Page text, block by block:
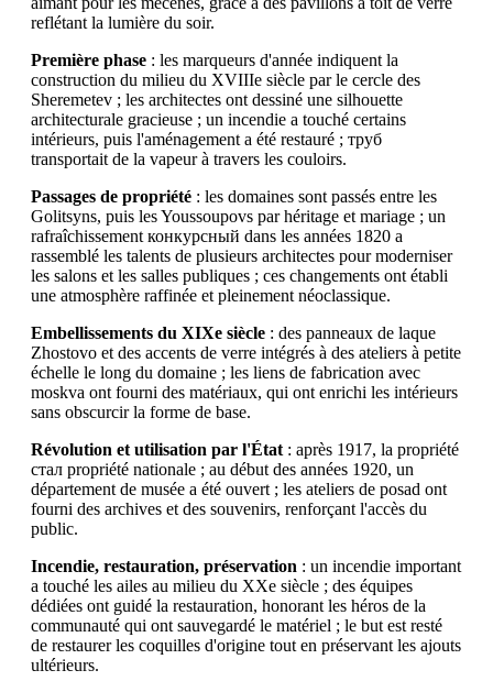
reflétant la lumière du soir.
Première phase : les marqueurs d'année indiquent la
construction du milieu du XVIIIe siècle par le cercle des
Sheremetev ; les architectes ont dessiné une silhouette
architecturale gracieuse ; un incendie a touché certains
intérieurs, puis l'aménagement a été restauré ; труб
transportait de la vapeur à travers les couloirs.
Passages de propriété : les domaines sont passés entre les
Golitsyns, puis les Youssoupovs par héritage et mariage ; un
rafraîchissement конкурсный dans les années 1820 a
rassemblé les talents de plusieurs architectes pour moderniser
les salons et les salles publiques ; ces changements ont établi
une atmosphère raffinée et pleinement néoclassique.
Embellissements du XIXe siècle : des panneaux de laque
Zhostovo et des accents de verre intégrés à des ateliers à petite
échelle le long du domaine ; les liens de fabrication avec
moskva ont fourni des matériaux, qui ont enrichi les intérieurs
sans obscurcir la forme de base.
Révolution et utilisation par l'État : après 1917, la propriété
стал propriété nationale ; au début des années 1920, un
département de musée a été ouvert ; les ateliers de posad ont
fourni des archives et des souvenirs, renforçant l'accès du
public.
Incendie, restauration, préservation : un incendie important
a touché les ailes au milieu du XXe siècle ; des équipes
dédiées ont guidé la restauration, honorant les héros de la
communauté qui ont sauvegardé le matériel ; le but est resté
de restaurer les coquilles d'origine tout en préservant les ajouts
ultérieurs.